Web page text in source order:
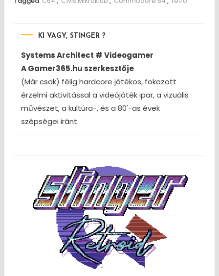
KI VAGY, STINGER ?
Systems Architect # Videogamer
A Gamer365.hu szerkesztője
(Már csak) félig hardcore játékos, fokozott
érzelmi aktivitással a videójáték ipar, a vizuális
művészet, a kultúra-, és a 80'-as évek
szépségei iránt.